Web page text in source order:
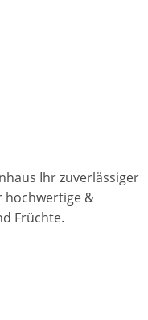
Ihr zuverlässiger
hochwertige &
Früchte.